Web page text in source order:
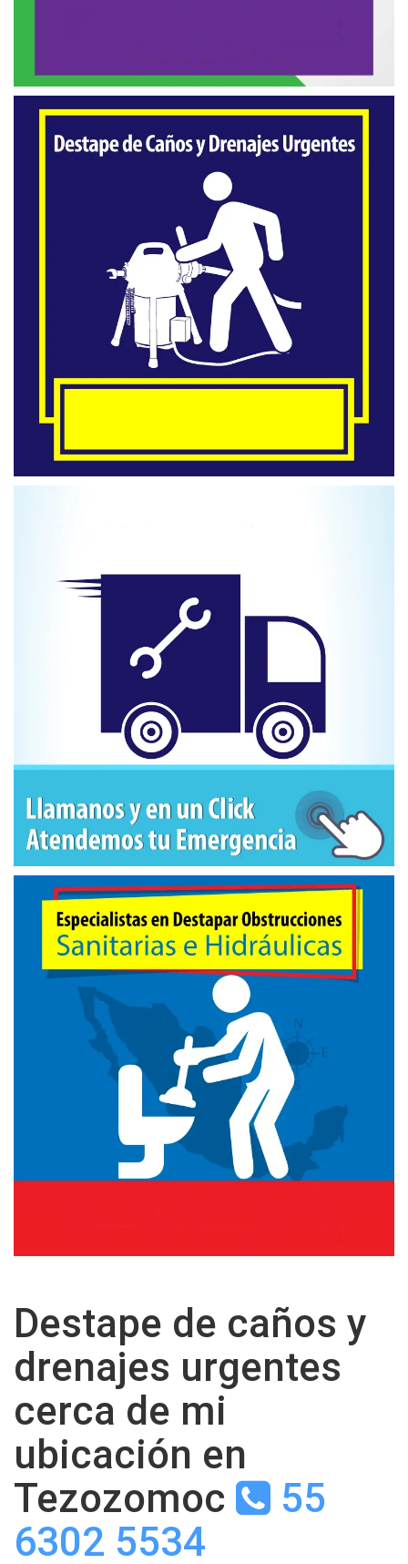
Destape de caños y
drenajes urgentes
cerca de mi
ubicación en
Tezozomoc
55
6302 5534